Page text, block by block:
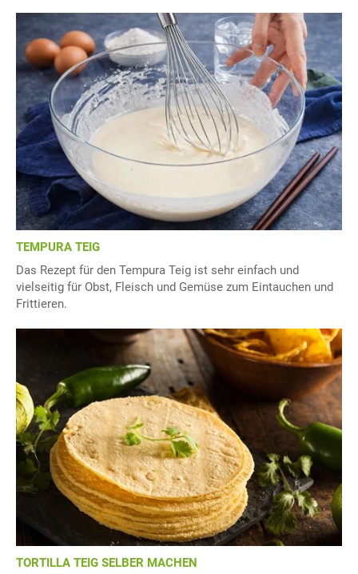
TEMPURA TEIG
Das Rezept für den Tempura Teig ist sehr einfach und
vielseitig für Obst, Fleisch und Gemüse zum Eintauchen und
Frittieren.
TORTILLA TEIG SELBER MACHEN